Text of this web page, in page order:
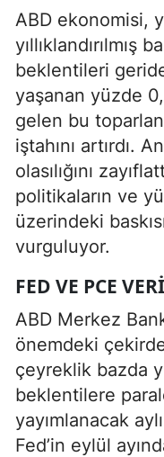
ABD ekonomisi,
yıllıklandırılmış
beklentileri
yaşanan yüzde
gelen bu
iştahını artırdı.
olasılığını
politikaların ve
üzerindeki
vurguluyor.
FED VE PCE
ABD Merkez
önemdeki
çeyreklik bazda
beklentilere
yayımlanacak
Fed’in eylül